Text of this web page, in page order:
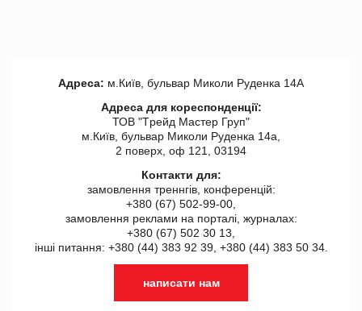
Адреса: м.Київ, бульвар Миколи Руденка 14А
Адреса для кореспонденції:
ТОВ "Tрейд Мастер Груп"
м.Київ, бульвар Миколи Руденка 14а,
2 поверх, оф 121, 03194
Контакти для:
замовлення треннгів, конференцій:
+380 (67) 502-99-00,
замовлення реклами на порталі, журналах:
+380 (67) 502 30 13,
інші питання: +380 (44) 383 92 39, +380 (44) 383 50 34.
написати нам